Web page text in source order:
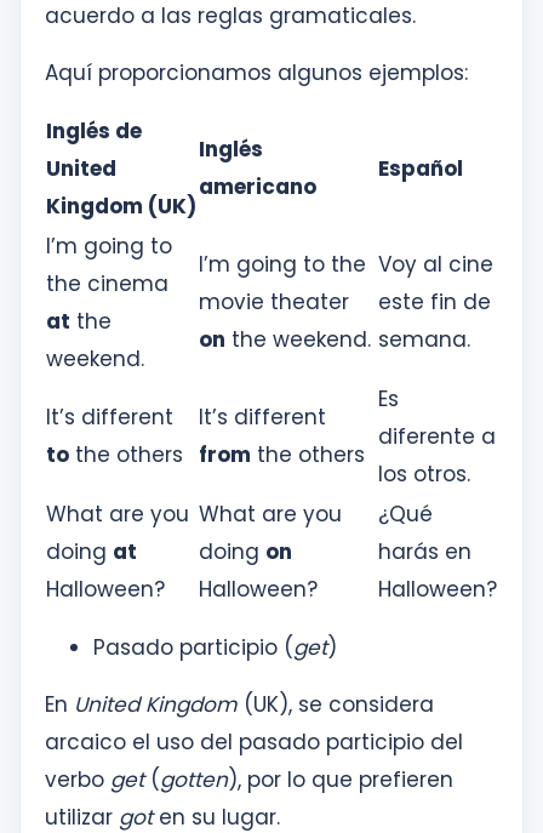
acuerdo a las reglas gramaticales.
Aquí proporcionamos algunos ejemplos:
Inglés de
United
Kingdom (UK)
Inglés
americano
Español
I’m going to
the cinema
at the
weekend.
I’m going to the
movie theater
on the weekend.
Voy al cine
este fin de
semana.
It’s different
to the others
It’s different
from the others
Es
diferente a
los otros.
What are you
doing at
Halloween?
What are you
doing on
Halloween?
¿Qué
harás en
Halloween?
Pasado participio (get)
En United Kingdom (UK), se considera
arcaico el uso del pasado participio del
verbo get(gotten), por lo que prefieren
utilizar goten su lugar.